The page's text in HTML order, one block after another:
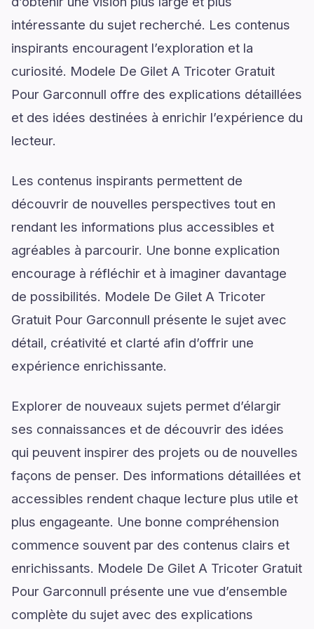
intéressante du sujet recherché. Les contenus
inspirants encouragent l’exploration et la
curiosité. Modele De Gilet A Tricoter Gratuit
Pour Garconnull offre des explications détaillées
et des idées destinées à enrichir l’expérience du
lecteur.
Les contenus inspirants permettent de
découvrir de nouvelles perspectives tout en
rendant les informations plus accessibles et
agréables à parcourir. Une bonne explication
encourage à réfléchir et à imaginer davantage
de possibilités. Modele De Gilet A Tricoter
Gratuit Pour Garconnull présente le sujet avec
détail, créativité et clarté afin d’offrir une
expérience enrichissante.
Explorer de nouveaux sujets permet d’élargir
ses connaissances et de découvrir des idées
qui peuvent inspirer des projets ou de nouvelles
façons de penser. Des informations détaillées et
accessibles rendent chaque lecture plus utile et
plus engageante. Une bonne compréhension
commence souvent par des contenus clairs et
enrichissants. Modele De Gilet A Tricoter Gratuit
Pour Garconnull présente une vue d’ensemble
complète du sujet avec des explications